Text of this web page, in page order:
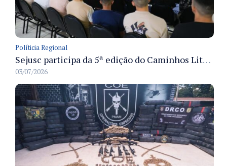
Políticia Regional
Sejusc participa da 5ª edição do Caminhos Literários com foco na cultura hip-hop nas unidades socioeducativas
03/07/2026